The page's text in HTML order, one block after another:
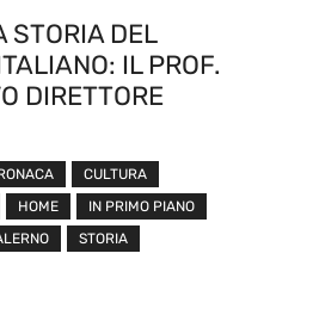
STORIA DEL
IL PROF.
DIRETTORE
CULTURA
HOME
IN PRIMO PIANO
STORIA